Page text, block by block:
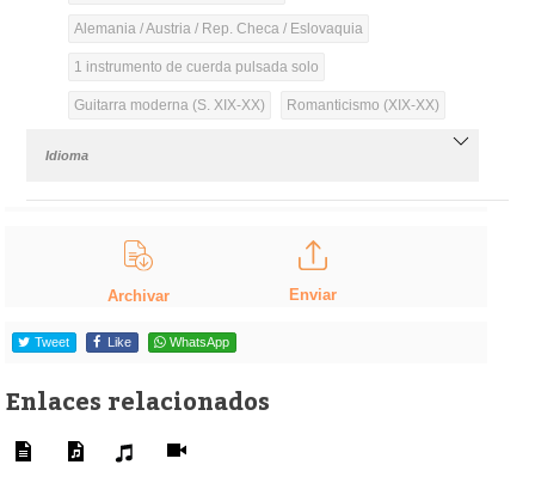
Alemania / Austria / Rep. Checa / Eslovaquia
1 instrumento de cuerda pulsada solo
Guitarra moderna (S. XIX-XX) Romanticismo (XIX-XX)
Idioma
Archivar Enviar
Tweet Like WhatsApp
Enlaces relacionados